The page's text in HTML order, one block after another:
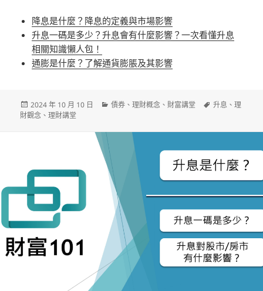
降息是什麼？降息的定義與市場影響
升息一碼是多少？升息會有什麼影響？一次看懂升息
相關知識懶人包！
通膨是什麼？了解通貨膨脹及其影響
發
佈
2024 年 10 月 10 日
分
債券 、理財概念 、 財富講堂
標
升息 、理
財觀念 、理財講堂